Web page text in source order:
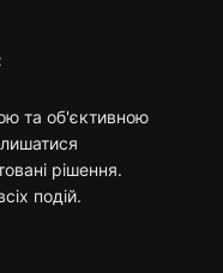
та об'єктивною
рішення.
подій.